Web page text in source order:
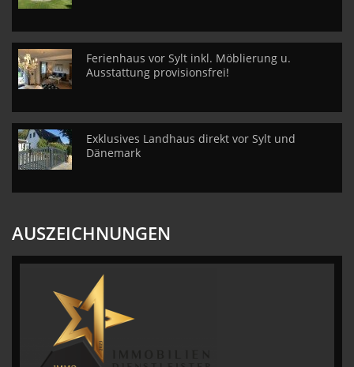
Ferienhaus vor Sylt inkl. Möblierung u.
Ausstattung provisionsfrei!
Exklusives Landhaus direkt vor Sylt und
Dänemark
AUSZEICHNUNGEN